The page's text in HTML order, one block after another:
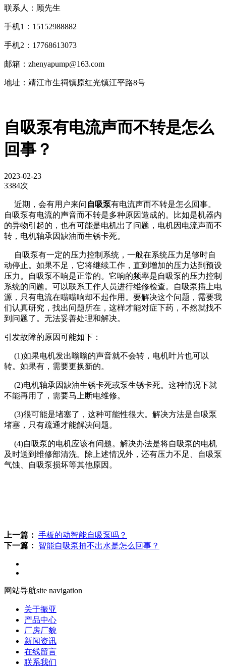
联系人：顾先生
手机1：15152988882
手机2：17768613073
邮箱：zhenyapump@163.com
地址：靖江市生祠镇原红光镇江平路8号
​自吸泵有电流声而不转是怎么
回事？
2023-02-23
3384次
近期，会有用户来问 自吸泵有电流声而不转是怎么回事。
自吸泵有电流的声音而不转是多种原因造成的。比如是机器内
的异物引起的，也有可能是电机出了问题，电机因电流声而不
转，电机轴承因缺油而生锈卡死。
自吸泵有一定的压力控制系统，一般在系统压力足够时自
动停止。如果不足，它将继续工作，直到增加的压力达到预设
压力。自吸泵不响是正常的。它响的频率是自吸泵的压力控制
系统的问题。可以联系工作人员进行维修检查。自吸泵插上电
源，只有电流在嗡嗡响却不起作用。要解决这个问题，需要我
们认真研究，找出问题所在，这样才能对症下药，不然就找不
到问题了。无法妥善处理和解决。
引发故障的原因可能如下：
(1)如果电机发出嗡嗡的声音就不会转，电机叶片也可以
转。如果有，需要更换新的。
(2)电机轴承因缺油生锈卡死或泵生锈卡死。这种情况下就
不能再用了，需要马上断电维修。
(3)很可能是堵塞了，这种可能性很大。解决方法是自吸泵
堵塞，只有疏通才能解决问题。
(4)自吸泵的电机应该有问题。解决办法是将自吸泵的电机
及时送到维修部清洗。除上述情况外，还有压力不足、自吸泵
气蚀、自吸泵损坏等其他原因。
上一篇： 手板的动智能自吸泵吗？
下一篇：
​智能自吸泵抽不出水是怎么回事？
网站导航site navigation
关于振亚
产品中心
厂房厂貌
新闻资讯
在线留言
联系我们